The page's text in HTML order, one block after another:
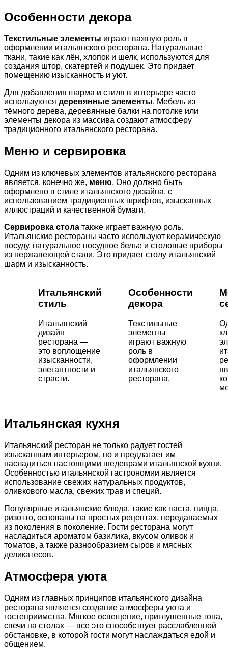
Особенности декора
Текстильные элементы играют важную роль в
оформлении итальянского ресторана. Натуральные
ткани, такие как лён, хлопок и шелк, используются для
создания штор, скатертей и подушек. Это придает
помещению изысканность и уют.
Для добавления шарма и стиля в интерьере часто
используются деревянные элементы. Мебель из
тёмного дерева, деревянные балки на потолке или
элементы декора из массива создают атмосферу
традиционного итальянского ресторана.
Меню и сервировка
Одним из ключевых элементов итальянского ресторана
является, конечно же, меню. Оно должно быть
оформлено в стиле итальянского дизайна, с
использованием традиционных шрифтов, изысканных
иллюстраций и качественной бумаги.
Сервировка стола также играет важную роль.
Итальянские рестораны часто используют керамическую
посуду, натуральное посудное белье и столовые приборы
из нержавеющей стали. Это придает столу итальянский
шарм и изысканность.
Итальянский
стиль
Итальянский
дизайн
ресторана —
это воплощение
изысканности,
элегантности и
страсти.
Особенности
декора
Текстильные
элементы
играют важную
роль в
оформлении
итальянского
ресторана.
Итальянская кухня
Итальянский ресторан не только радует гостей
изысканным интерьером, но и предлагает им
насладиться настоящими шедеврами итальянской кухни.
Особенностью итальянской гастрономии является
использование свежих натуральных продуктов,
оливкового масла, свежих трав и специй.
Популярные итальянские блюда, такие как паста, пицца,
ризотто, основаны на простых рецептах, передаваемых
из поколения в поколение. Гости ресторана могут
насладиться ароматом базилика, вкусом оливок и
томатов, а также разнообразием сыров и мясных
деликатесов.
Атмосфера уюта
Одним из главных принципов итальянского дизайна
ресторана является создание атмосферы уюта и
гостеприимства. Мягкое освещение, приглушенные тона,
свечи на столах — все это способствует расслабленной
обстановке, в которой гости могут наслаждаться едой и
общением.